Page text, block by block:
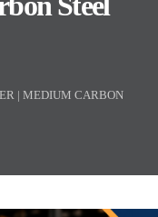
| MEDIUM CARBON